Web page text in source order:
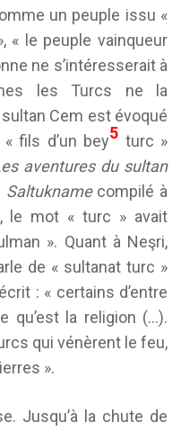
un peuple issu «
« le peuple vainqueur
ne s’intéresserait à
les Turcs ne la
sultan Cem est évoqué
fils d’un bey5 turc »
aventures du sultan
Saltukname compilé à
le mot « turc » avait
». Quant à Neşri,
de « sultanat turc »
: « certains d’entre
qu’est la religion (…).
qui vénèrent le feu,
».
Jusqu’à la chute de